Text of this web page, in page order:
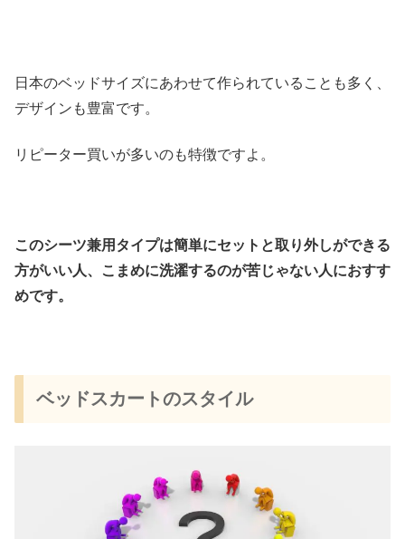
日本のベッドサイズにあわせて作られていることも多く、
デザインも豊富です。
リピーター買いが多いのも特徴ですよ。
このシーツ兼用タイプは簡単にセットと取り外しができる
方がいい人、こまめに洗濯するのが苦じゃない人におすす
めです。
ベッドスカートのスタイル